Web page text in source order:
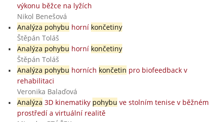
výkonu běžce na lyžích
Nikol Benešová
Analýza pohybu horní končetiny
Štěpán Toláš
Analýza pohybu horní končetiny
Štěpán Toláš
Analýza pohybu horních končetin pro biofeedback v
rehabilitaci
Veronika Balaďová
Analýza 3D kinematiky pohybu ve stolním tenise v běžném
prostředí a virtuální realitě